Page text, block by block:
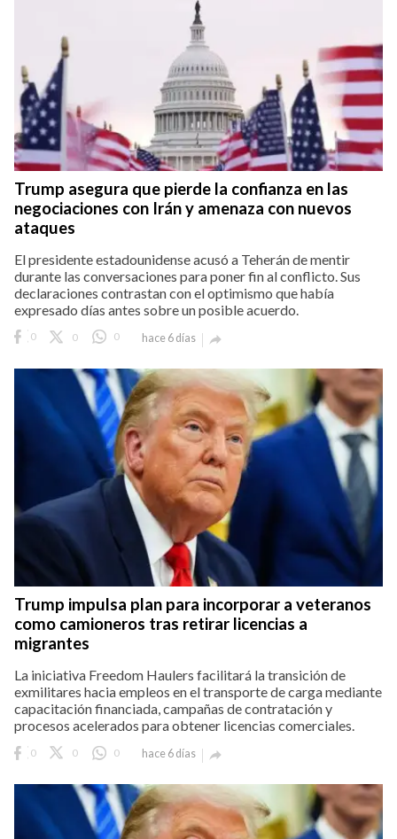
Trump asegura que pierde la confianza en las
negociaciones con Irán y amenaza con nuevos
ataques
El presidente estadounidense acusó a Teherán de mentir
durante las conversaciones para poner fin al conflicto. Sus
declaraciones contrastan con el optimismo que había
expresado días antes sobre un posible acuerdo.
0 0 0 hace 6 días 
Trump impulsa plan para incorporar a veteranos
como camioneros tras retirar licencias a
migrantes
La iniciativa Freedom Haulers facilitará la transición de
exmilitares hacia empleos en el transporte de carga mediante
capacitación financiada, campañas de contratación y
procesos acelerados para obtener licencias comerciales.
0 0 0 hace 6 días 